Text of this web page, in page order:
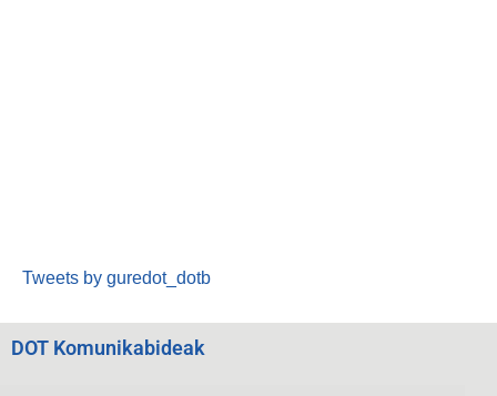
Tweets by guredot_dotb
DOT Komunikabideak